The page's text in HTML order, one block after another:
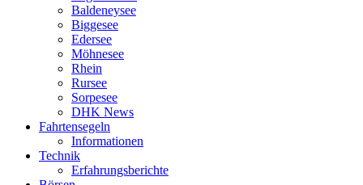
Baldeneysee
Biggesee
Edersee
Möhnesee
Rhein
Rursee
Sorpesee
DHK News
Fahrtensegeln
Informationen
Technik
Erfahrungsberichte